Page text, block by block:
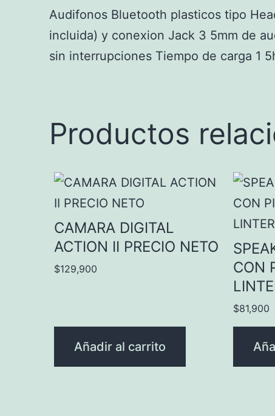
Audifonos Bluetooth plasticos tipo
incluida) y conexion Jack 3 5mm de
sin interrupciones Tiempo de carga 1
Productos
CAMARA DIGITAL
ACTION II PRECIO NETO
$129,900
Añadir al carrito
CON
$81,900